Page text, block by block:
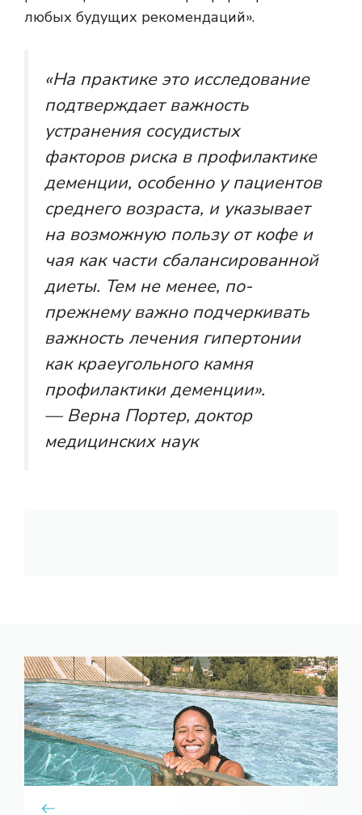
любых будущих рекомендаций».
«На практике это исследование
подтверждает важность
устранения сосудистых
факторов риска в профилактике
деменции, особенно у пациентов
среднего возраста, и указывает
на возможную пользу от кофе и
чая как части сбалансированной
диеты. Тем не менее, по-
прежнему важно подчеркивать
важность лечения гипертонии
как краеугольного камня
профилактики деменции».
— Верна Портер, доктор
медицинских наук